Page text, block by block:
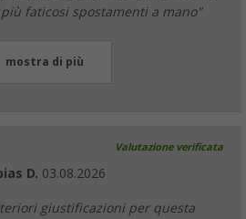
faticosi spostamenti a mano"
mostra di più
Valutazione verificata
D. 03.08.2026
giustificazioni per questa